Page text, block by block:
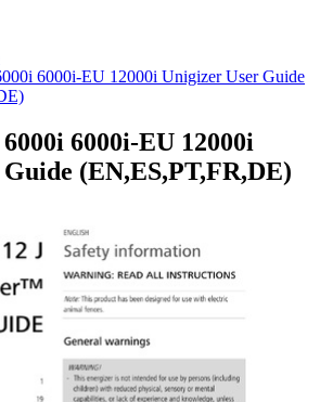
6000i-EU 12000i Unigizer User Guide
6000i-EU 12000i
(EN,ES,PT,FR,DE)